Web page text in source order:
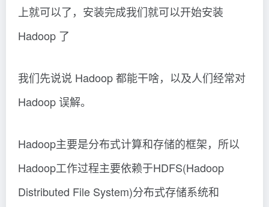
上就可以了，安装完成我们就可以开始安装
Hadoop 了
我们先说说 Hadoop 都能干啥，以及人们经常对
Hadoop 误解。
Hadoop主要是分布式计算和存储的框架，所以
Hadoop工作过程主要依赖于HDFS(Hadoop
Distributed File System)分布式存储系统和